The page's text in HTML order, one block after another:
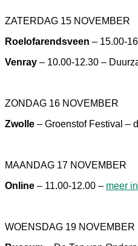
ZATERDAG 15 NOVEMBER
Roelofarendsveen – 15.00-
Venray – 10.00-12.30 –
ZONDAG 16 NOVEMBER
Zwolle – Groenstof Festival –
MAANDAG 17 NOVEMBER
Online – 11.00-12.00 – meer
WOENSDAG 19 NOVEMBER